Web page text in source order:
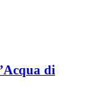
di